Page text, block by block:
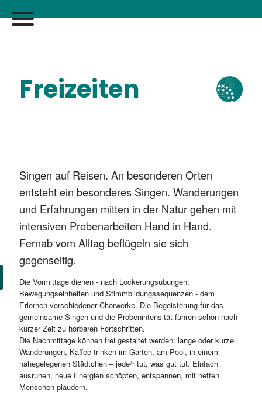
Freizeiten
Singen auf Reisen. An besonderen Orten
entsteht ein besonderes Singen. Wanderungen
und Erfahrungen mitten in der Natur gehen mit
intensiven Probenarbeiten Hand in Hand.
Fernab vom Alltag beflügeln sie sich
gegenseitig.
Die Vormittage dienen - nach Lockerungsübungen,
Bewegungseinheiten und Stimmbildungssequenzen - dem
Erlernen verschiedener Chorwerke. Die Begeisterung für das
gemeinsame Singen und die Probenintensität führen schon nach
kurzer Zeit zu hörbaren Fortschritten.
Die Nachmittage können frei gestaltet werden: lange oder kurze
Wanderungen, Kaffee trinken im Garten, am Pool, in einem
nahegelegenen Städtchen – jede/r tut, was gut tut. Einfach
ausruhen, neue Energien schöpfen, entspannen, mit netten
Menschen plaudern.